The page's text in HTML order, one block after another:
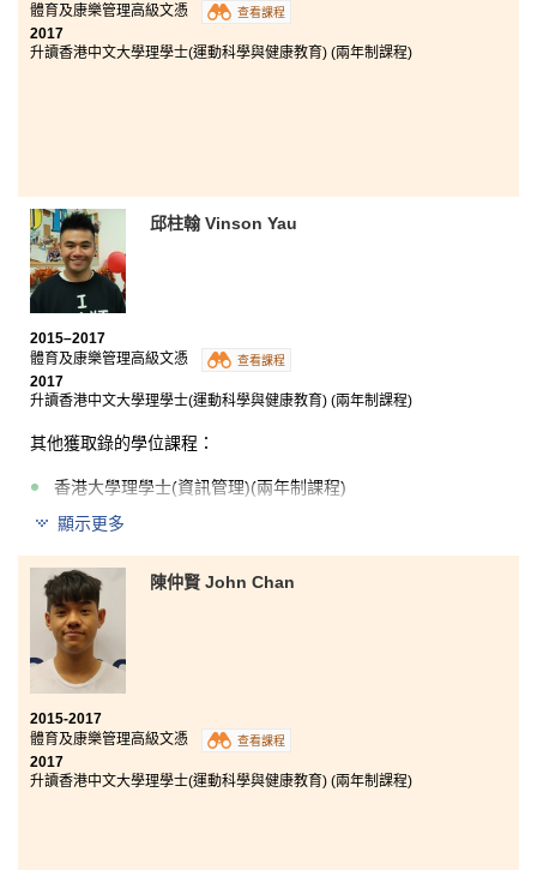
體育及康樂管理高級文憑
查看課程
2017
升讀香港中文大學理學士(運動科學與健康教育) (兩年制課程)
邱柱翰 Vinson Yau
2015–2017
體育及康樂管理高級文憑
查看課程
2017
升讀香港中文大學理學士(運動科學與健康教育) (兩年制課程)
其他獲取錄的學位課程：
香港大學理學士(資訊管理)(兩年制課程)
很多人都會認為兩年副學士或高級文憑課程的學習會是
戰戰兢兢，很難升讀本地大學。但事實上副學位是一個
平台可讓你好好的發揮自己。大家只要肯努力，升讀大
學並非遙不可及的事。書院的師資以及多年的努力是有
目共睹的，這裡有非常良好的學習氣氛，每年有多位同
學成功升讀八大院校的課程。
文憑試未必是適合每個人的考試制度，我們亦未必可以
學，HPSHCC 將會是你一個很好的選擇。
顯示更多
陳仲賢 John Chan
2015-2017
體育及康樂管理高級文憑
查看課程
2017
升讀香港中文大學理學士(運動科學與健康教育) (兩年制課程)